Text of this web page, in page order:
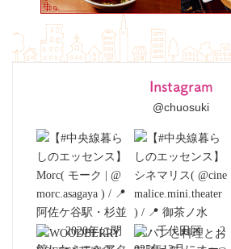
Instagram
@chuosuki